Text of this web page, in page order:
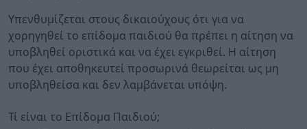
Υπενθυμίζεται στους δικαιούχους ότι για να
χορηγηθεί το επίδομα παιδιού θα πρέπει η αίτηση να
υποβληθεί οριστικά και να έχει εγκριθεί. Η αίτηση
που έχει αποθηκευτεί προσωρινά θεωρείται ως μη
υποβληθείσα και δεν λαμβάνεται υπόψη.
Τί είναι το Επίδομα Παιδιού;